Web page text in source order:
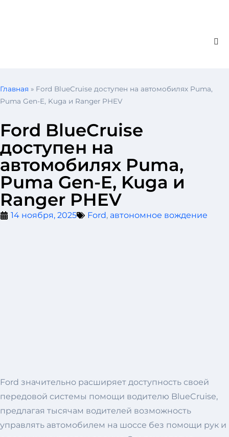
Главная » Ford BlueCruise доступен на автомобилях Puma,
Puma Gen-E, Kuga и Ranger PHEV
Ford BlueCruise
доступен на
автомобилях Puma,
Puma Gen-E, Kuga и
Ranger PHEV
14 ноября, 2025 Ford, автономное вождение
Ford значительно расширяет доступность своей
передовой системы помощи водителю BlueCruise,
предлагая тысячам водителей возможность
управлять автомобилем на шоссе без помощи рук и